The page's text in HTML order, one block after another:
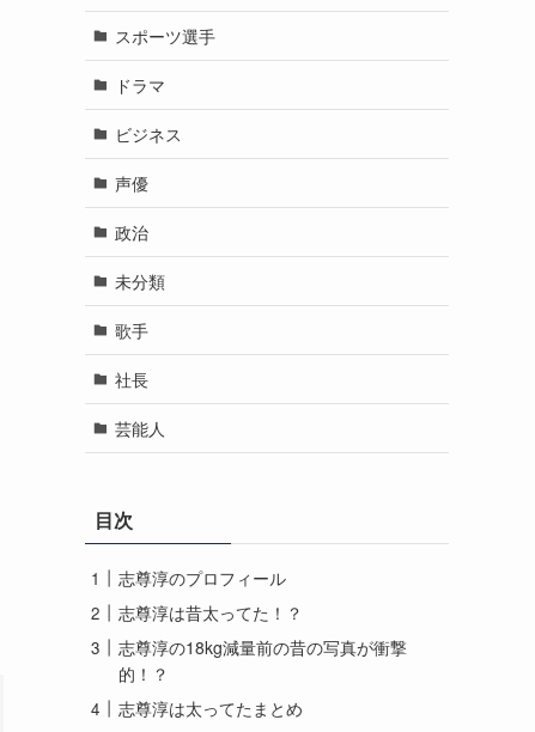
スポーツ選手
ドラマ
ビジネス
声優
政治
未分類
歌手
社長
芸能人
目次
志尊淳のプロフィール
志尊淳は昔太ってた！？
志尊淳の18kg減量前の昔の写真が衝撃
的！？
志尊淳は太ってたまとめ